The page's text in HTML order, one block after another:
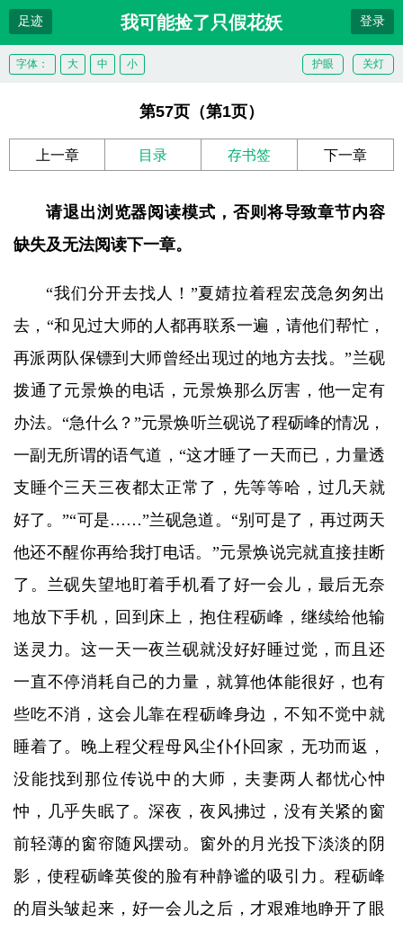
足迹 我可能捡了只假花妖 登录
关灯
护眼
字体： 大 中 小
第57页（第1页）
上一章 目录 存书签 下一章
请退出浏览器阅读模式，否则将导致章节内容
缺失及无法阅读下一章。
“我们分开去找人！”夏婧拉着程宏茂急匆匆出
去，“和见过大师的人都再联系一遍，请他们帮忙，
再派两队保镖到大师曾经出现过的地方去找。”兰砚
拨通了元景焕的电话，元景焕那么厉害，他一定有
办法。“急什么？”元景焕听兰砚说了程砺峰的情况，
一副无所谓的语气道，“这才睡了一天而已，力量透
支睡个三天三夜都太正常了，先等等哈，过几天就
好了。”“可是……”兰砚急道。“别可是了，再过两天
他还不醒你再给我打电话。”元景焕说完就直接挂断
了。兰砚失望地盯着手机看了好一会儿，最后无奈
地放下手机，回到床上，抱住程砺峰，继续给他输
送灵力。这一天一夜兰砚就没好好睡过觉，而且还
一直不停消耗自己的力量，就算他体能很好，也有
些吃不消，这会儿靠在程砺峰身边，不知不觉中就
睡着了。晚上程父程母风尘仆仆回家，无功而返，
没能找到那位传说中的大师，夫妻两人都忧心忡
忡，几乎失眠了。深夜，夜风拂过，没有关紧的窗
前轻薄的窗帘随风摆动。窗外的月光投下淡淡的阴
影，使程砺峰英俊的脸有种静谧的吸引力。程砺峰
的眉头皱起来，好一会儿之后，才艰难地睁开了眼